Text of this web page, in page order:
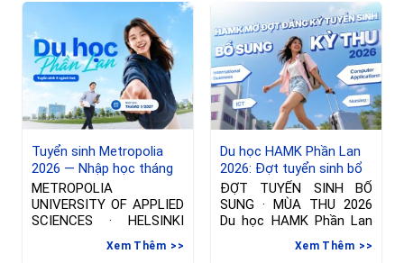
Tuyển sinh Metropolia
2026 — Nhập học tháng
01/2027 tại Phần Lan
METROPOLIA
UNIVERSITY OF APPLIED
SCIENCES · HELSINKI
Đợt tuyển sinh riêng —
Nhập học thángXem Thêm
Du học HAMK Phần Lan
2026: Đợt tuyển sinh bổ
sung ngành International
Business & Công nghệ
thông tin
ĐỢT TUYỂN SINH BỔ
SUNG · MÙA THU 2026
Du học HAMK Phần Lan
Xem Thêm